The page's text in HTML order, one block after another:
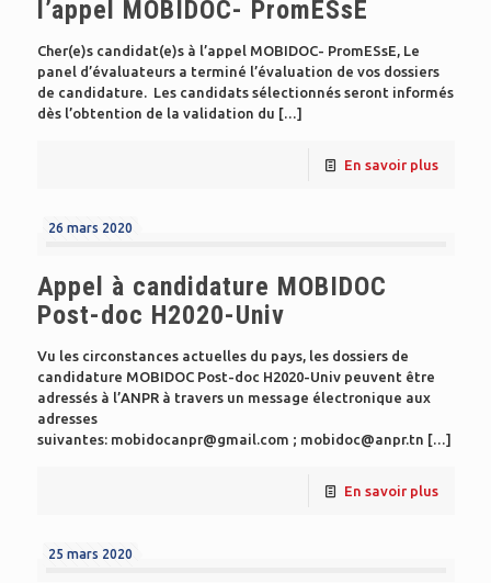
l’appel MOBIDOC- PromESsE
Cher(e)s candidat(e)s à l’appel MOBIDOC- PromESsE, Le
panel d’évaluateurs a terminé l’évaluation de vos dossiers
de candidature. Les candidats sélectionnés seront informés
dès l’obtention de la validation du […]
En savoir plus
26 mars 2020
Appel à candidature MOBIDOC
Post-doc H2020-Univ
Vu les circonstances actuelles du pays, les dossiers de
candidature MOBIDOC Post-doc H2020-Univ peuvent être
adressés à l’ANPR à travers un message électronique aux
adresses
suivantes: mobidocanpr@gmail.com ; mobidoc@anpr.tn […]
En savoir plus
25 mars 2020